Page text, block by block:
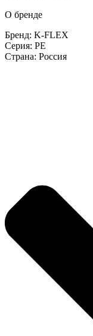
О бренде
Бренд: K-FLEX
Серия: PE
Страна: Россия